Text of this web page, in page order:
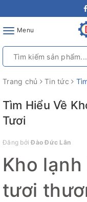
ToggleMenu
Trang chủ Tin tức
Tìm Hiểu Về
Tươi
Đăng bởiĐào Đức Lân
Kho
tươi